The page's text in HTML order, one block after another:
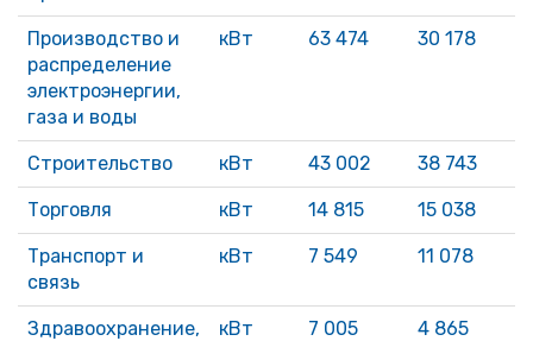
Производство и
распределение
электроэнергии,
газа и воды
кВт 63 474 30 178
Строительство кВт 43 002 38 743
Торговля кВт 14 815 15 038
Транспорт и
связь
кВт 7 549 11 078
Здравоохранение,
кВт 7 005 4 865